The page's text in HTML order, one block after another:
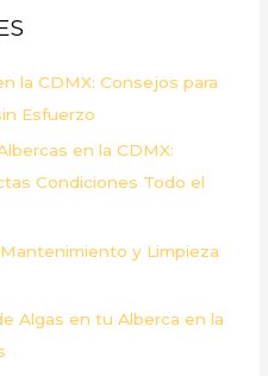
la CDMX: Consejos para
Esfuerzo
en la CDMX:
Condiciones Todo el
y Limpieza
Algas en tu Alberca en la